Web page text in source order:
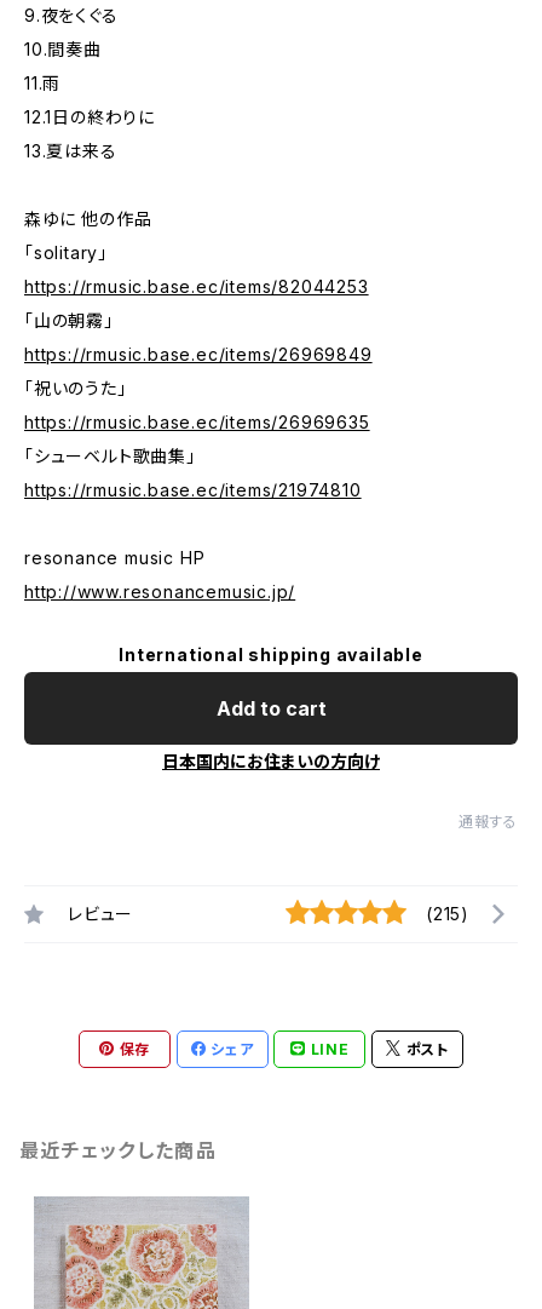
9.夜をくぐる
10.間奏曲
11.雨
12.1日の終わりに
13.夏は来る
森ゆに 他の作品
「solitary」
https://rmusic.base.ec/items/82044253
「山の朝霧」
https://rmusic.base.ec/items/26969849
「祝いのうた」
https://rmusic.base.ec/items/26969635
「シューベルト歌曲集」
https://rmusic.base.ec/items/21974810
resonance music HP
http://www.resonancemusic.jp/
International shipping available
Add to cart
日本国内にお住まいの方向け
通報する
レビュー (215)
保存 シェア LINE ポスト
最近チェックした商品